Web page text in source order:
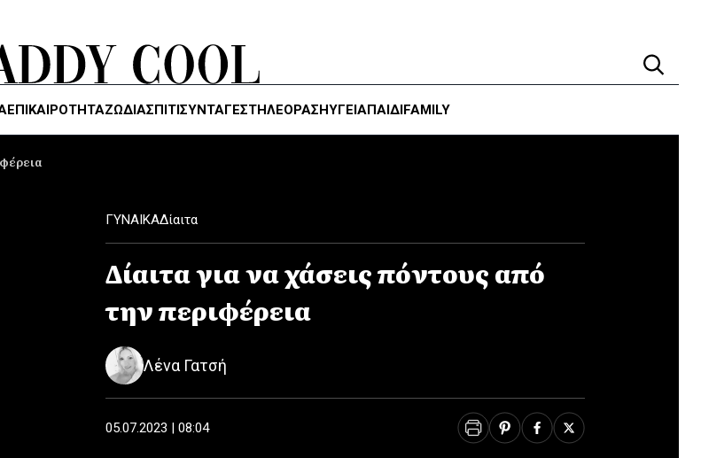
ΕΠΙΚΑΙΡΟΤΗΤΑΖΏΔΙΑΣΠΙΤΙΣΥΝΤΑΓΕΣΤΗΛΕΌΡΑΣΗΥΓΕΊΑΠΑΙΔΙFAMILY
ΓΥΝΑΙΚΑΔίαιτα
Δίαιτα για να χάσεις πόντους από
την περιφέρεια
Λένα Γατσή
05.07.2023 | 08:04